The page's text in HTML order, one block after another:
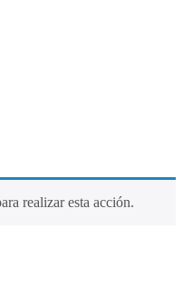
realizar esta acción.